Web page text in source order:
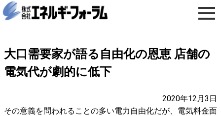
大口需要家が語る自由化の恩恵 店舗の
電気代が劇的に低下
2020年12月3日
その意義を問われることの多い電力自由化だが、電気料金面